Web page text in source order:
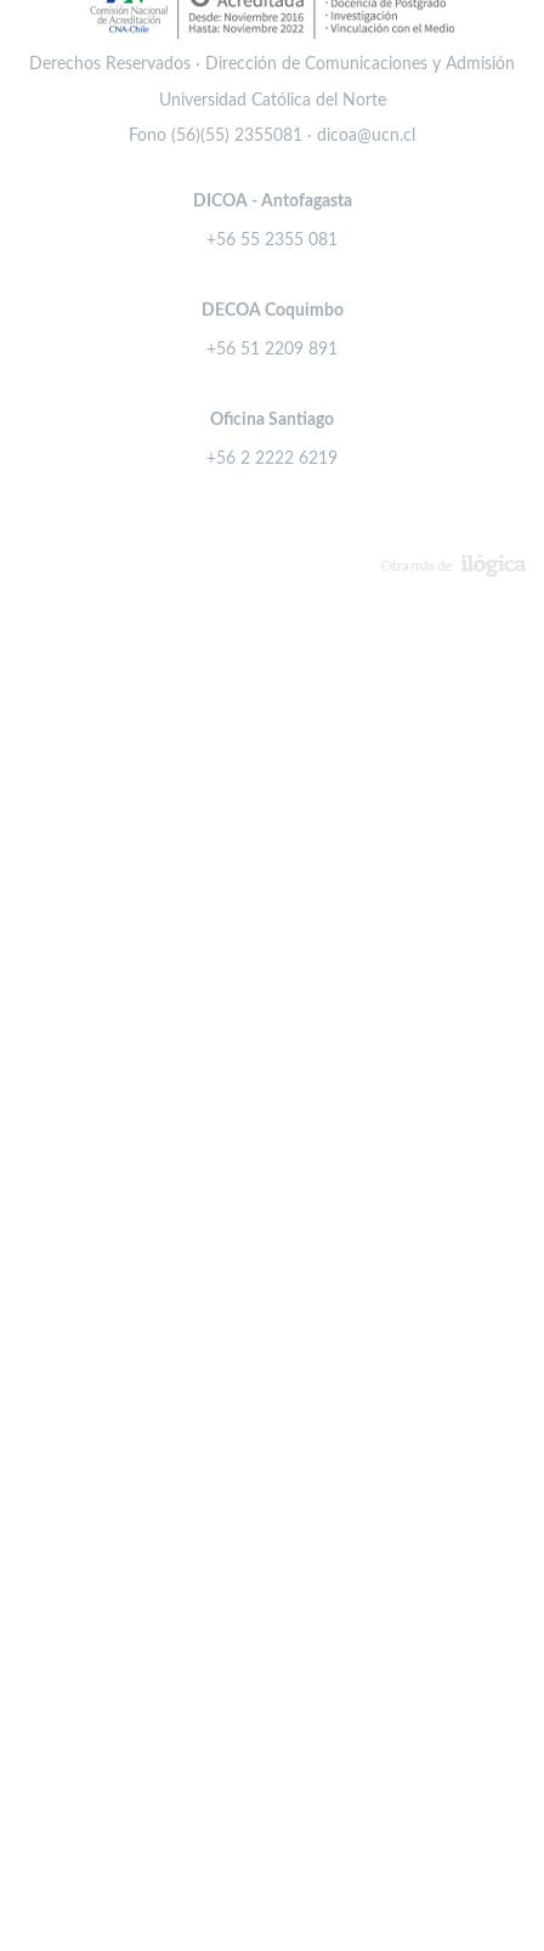
Derechos Reservados · Dirección de Comunicaciones y Admisión
Universidad Católica del Norte
Fono (56)(55) 2355081 · dicoa@ucn.cl
DICOA - Antofagasta
+56 55 2355 081
DECOA Coquimbo
+56 51 2209 891
Oficina Santiago
+56 2 2222 6219